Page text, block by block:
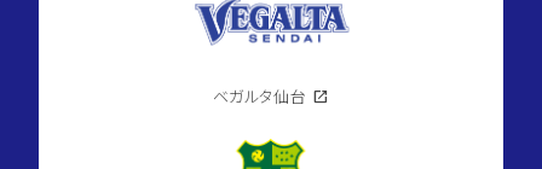
ベガルタ仙台 open_in_new